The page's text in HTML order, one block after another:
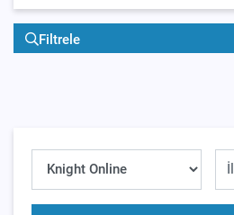
Filtrele